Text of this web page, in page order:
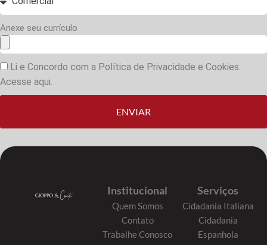
Anexe seu currículo
Li e Concordo com a Política de Privacidade e Cookies.
Acesse aqui.
ENVIAR
Institucional
Quem Somos
Contato
Trabalhe Conosco
Serviços
Cidadania Italiana
Cidadania
Espanhola